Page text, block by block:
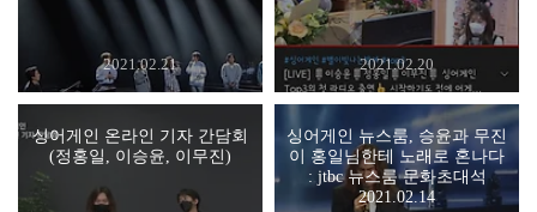
2021.02.21 2021.02.20
싱어게인 온라인 기자 간담회
(정홍일, 이승윤, 이무진)
싱어게인 뉴스룸, 승윤과 무진
이 홍일님한테 노래로 혼나다
: jtbc 뉴스룸 문화초대석
2021.02.14